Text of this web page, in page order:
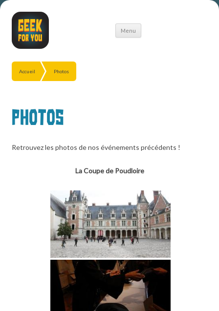
Menu
Aller
Accueil Photos
Photos
Retrouvez les photos de nos événements précédents !
La Coupe de Poudloire